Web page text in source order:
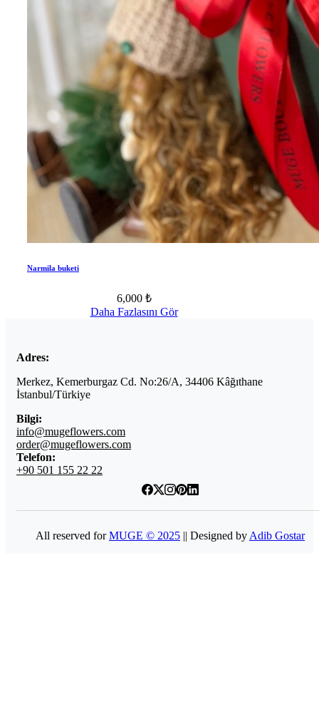
Narmila buketi
6,000 ₺
Daha Fazlasını Gör
Adres:
Merkez, Kemerburgaz Cd. No:26/A, 34406 Kâğıthane
İstanbul/Türkiye
Bilgi:
info@mugeflowers.com
order@mugeflowers.com
Telefon:
+90 501 155 22 22
All reserved forMUGE © 2025 || Designed by Adib Gostar